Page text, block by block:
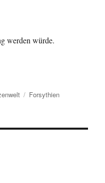
werden würde.
Schlagwörter
Forsythien